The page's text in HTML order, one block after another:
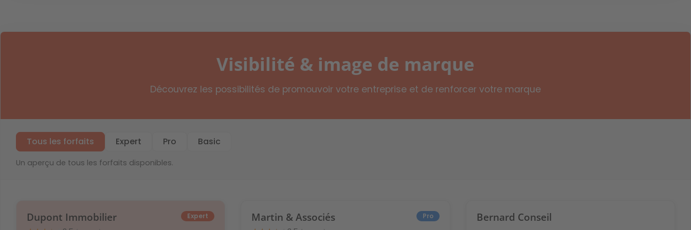
Visibilité & image de marque
Découvrez les possibilités de promouvoir votre entreprise et de renforcer votre marque
Tous les forfaits Expert Pro Basic
Un aperçu de tous les forfaits disponibles.
Dupont Immobilier Expert Martin & Associés Pro Bernard Conseil